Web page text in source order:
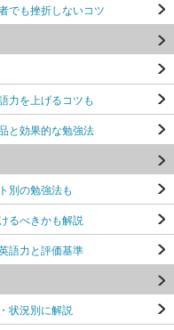
でも挫折しないコツ
力を上げるコツも
と効果的な勉強法
別の勉強法も
るべきかも解説
語力と評価基準
状況別に解説